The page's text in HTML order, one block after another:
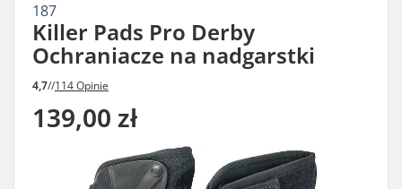
187
Killer Pads Pro Derby
Ochraniacze na nadgarstki
4,7//114 Opinie
139,00 zł